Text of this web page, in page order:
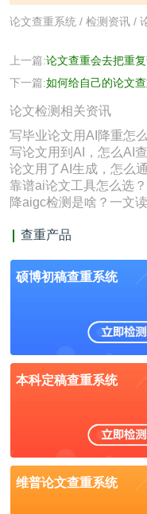
论文查重系统 / 检测资讯 /
上一篇:论文查重会去把重
下一篇:如何给自己的论文查
论文检测相关资讯
写毕业论文用AI降重怎
写论文用到AI，怎么AI
论文用了AI生成，怎么
靠谱ai论文工具怎么选
降aigc检测是啥？一文
查重产品
硕博初稿查重系统
本科定稿查重系统
维普论文查重系统